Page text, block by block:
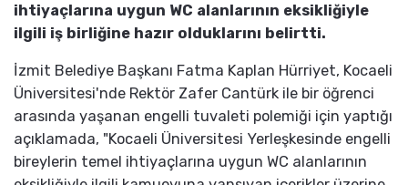
ihtiyaçlarına uygun WC alanlarının eksikliğiyle
ilgili iş birliğine hazır olduklarını belirtti.
İzmit Belediye Başkanı Fatma Kaplan Hürriyet, Kocaeli
Üniversitesi'nde Rektör Zafer Cantürk ile bir öğrenci
arasında yaşanan engelli tuvaleti polemiği için yaptığı
açıklamada, "Kocaeli Üniversitesi Yerleşkesinde engelli
bireylerin temel ihtiyaçlarına uygun WC alanlarının